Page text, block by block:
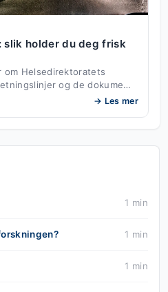
holder du deg frisk
Helsedirektoratets
og de dokume…
→ Les mer
1 min
1 min
1 min